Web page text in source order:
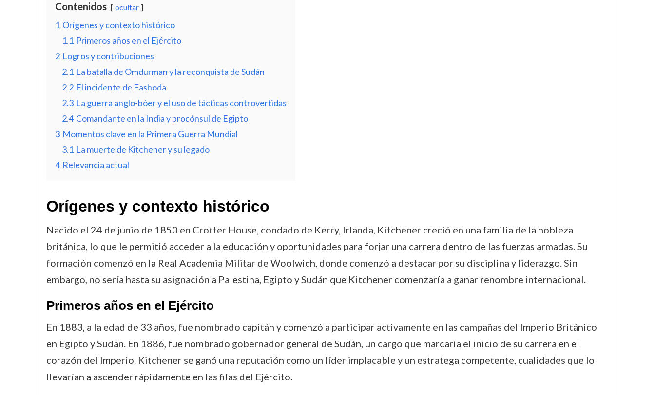
Contenidos ocultar
1 Orígenes y contexto histórico
1.1 Primeros años en el Ejército
2 Logros y contribuciones
2.1 La batalla de Omdurman y la reconquista de Sudán
2.2 El incidente de Fashoda
2.3 La guerra anglo-bóer y el uso de tácticas controvertidas
2.4 Comandante en la India y procónsul de Egipto
3 Momentos clave en la Primera Guerra Mundial
3.1 La muerte de Kitchener y su legado
4 Relevancia actual
Orígenes y contexto histórico
Nacido el 24 de junio de 1850 en Crotter House, condado de Kerry, Irlanda, Kitchener creció en una familia de la nobleza
británica, lo que le permitió acceder a la educación y oportunidades para forjar una carrera dentro de las fuerzas armadas. Su
formación comenzó en la Real Academia Militar de Woolwich, donde comenzó a destacar por su disciplina y liderazgo. Sin
embargo, no sería hasta su asignación a Palestina, Egipto y Sudán que Kitchener comenzaría a ganar renombre internacional.
Primeros años en el Ejército
En 1883, a la edad de 33 años, fue nombrado capitán y comenzó a participar activamente en las campañas del Imperio Británico
en Egipto y Sudán. En 1886, fue nombrado gobernador general de Sudán, un cargo que marcaría el inicio de su carrera en el
corazón del Imperio. Kitchener se ganó una reputación como un líder implacable y un estratega competente, cualidades que lo
llevarían a ascender rápidamente en las filas del Ejército.